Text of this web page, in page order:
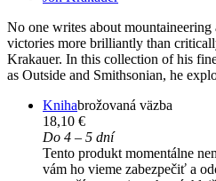
No one writes about mountaineering
victories more brilliantly than
Krakauer. In this collection of his
as Outside and Smithsonian, he
Knihabrožovaná väzba
18,10 €
Do 4 – 5 dní
Tento produkt momentálne
vám ho vieme zabezpečiť a